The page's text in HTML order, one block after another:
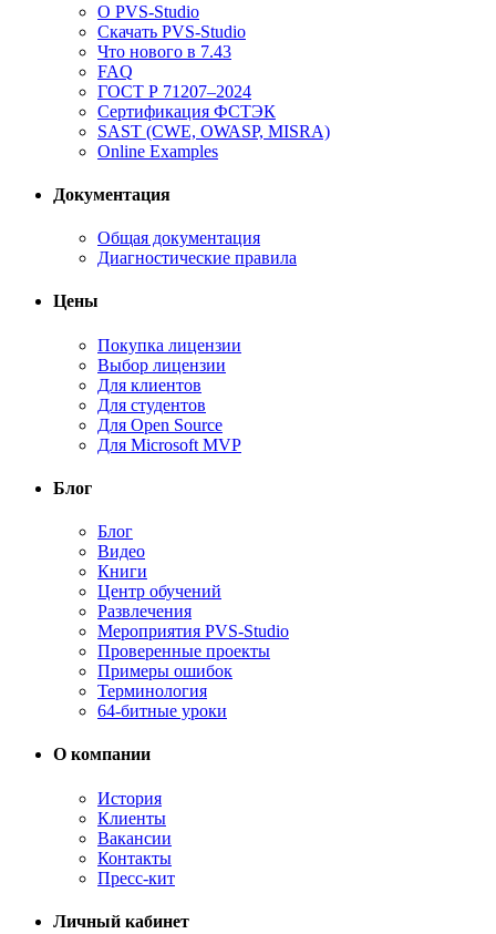
О PVS-Studio
Скачать PVS-Studio
Что нового в 7.43
FAQ
ГОСТ Р 71207–2024
Сертификация ФСТЭК
SAST (CWE, OWASP, MISRA)
Online Examples
Документация
Общая документация
Диагностические правила
Цены
Покупка лицензии
Выбор лицензии
Для клиентов
Для студентов
Для Open Source
Для Microsoft MVP
Блог
Блог
Видео
Книги
Центр обучений
Развлечения
Мероприятия PVS-Studio
Проверенные проекты
Примеры ошибок
Терминология
64-битные уроки
О компании
История
Клиенты
Вакансии
Контакты
Пресс-кит
Личный кабинет